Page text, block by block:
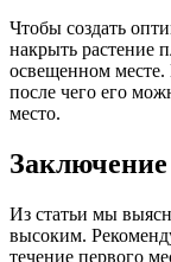
Чтобы создать
накрыть растение
освещенном месте.
после чего его
место.
Заключение
Из статьи мы
высоким.
течение первого